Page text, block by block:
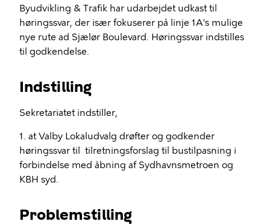
Byudvikling & Trafik har udarbejdet udkast til
høringssvar, der især fokuserer på linje 1A's mulige
nye rute ad Sjælør Boulevard. Høringssvar indstilles
til godkendelse.
Indstilling
Sekretariatet indstiller,
1. at Valby Lokaludvalg drøfter og godkender
høringssvar til tilretningsforslag til bustilpasning i
forbindelse med åbning af Sydhavnsmetroen og
KBH syd.
Problemstilling